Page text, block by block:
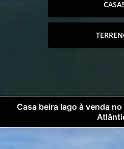
Casa beira lago à venda